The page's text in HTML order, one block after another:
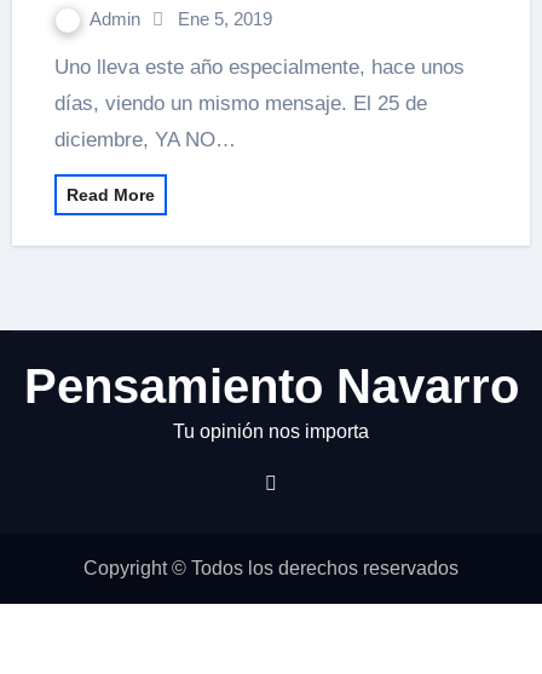
Admin Ene 5, 2019
Uno lleva este año especialmente, hace unos
días, viendo un mismo mensaje. El 25 de
diciembre, YA NO…
Read More
Pensamiento Navarro
Tu opinión nos importa
Copyright © Todos los derechos reservados